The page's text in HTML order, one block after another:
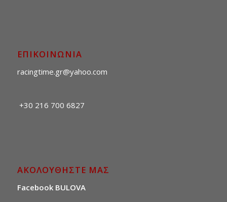
ΕΠΙΚΟΙΝΩΝΙΑ
racingtime.gr@yahoo.com
+30 216 700 6827
ΑΚΟΛΟΥΘΗΣΤΕ ΜΑΣ
Facebook BULOVA